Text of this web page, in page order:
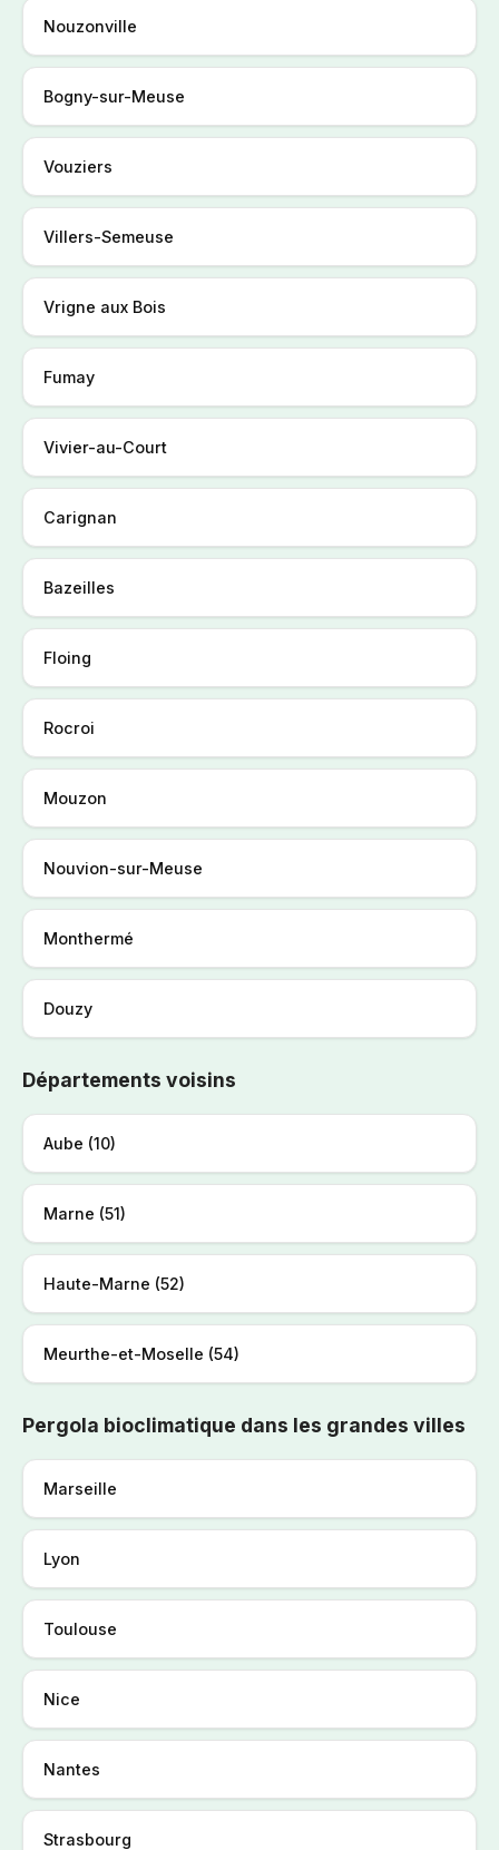
Nouzonville
Bogny-sur-Meuse
Vouziers
Villers-Semeuse
Vrigne aux Bois
Fumay
Vivier-au-Court
Carignan
Bazeilles
Floing
Rocroi
Mouzon
Nouvion-sur-Meuse
Monthermé
Douzy
Départements voisins
Aube (10)
Marne (51)
Haute-Marne (52)
Meurthe-et-Moselle (54)
Pergola bioclimatique dans les grandes villes
Marseille
Lyon
Toulouse
Nice
Nantes
Strasbourg